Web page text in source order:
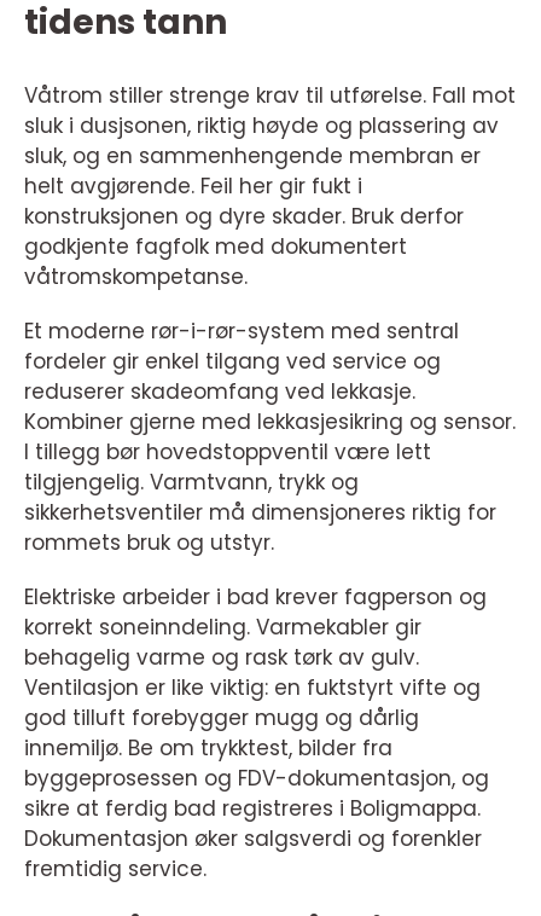
tidens tann
Våtrom stiller strenge krav til utførelse. Fall mot
sluk i dusjsonen, riktig høyde og plassering av
sluk, og en sammenhengende membran er
helt avgjørende. Feil her gir fukt i
konstruksjonen og dyre skader. Bruk derfor
godkjente fagfolk med dokumentert
våtromskompetanse.
Et moderne rør-i-rør-system med sentral
fordeler gir enkel tilgang ved service og
reduserer skadeomfang ved lekkasje.
Kombiner gjerne med lekkasjesikring og sensor.
I tillegg bør hovedstoppventil være lett
tilgjengelig. Varmtvann, trykk og
sikkerhetsventiler må dimensjoneres riktig for
rommets bruk og utstyr.
Elektriske arbeider i bad krever fagperson og
korrekt soneinndeling. Varmekabler gir
behagelig varme og rask tørk av gulv.
Ventilasjon er like viktig: en fuktstyrt vifte og
god tilluft forebygger mugg og dårlig
innemiljø. Be om trykktest, bilder fra
byggeprosessen og FDV-dokumentasjon, og
sikre at ferdig bad registreres i Boligmappa.
Dokumentasjon øker salgsverdi og forenkler
fremtidig service.